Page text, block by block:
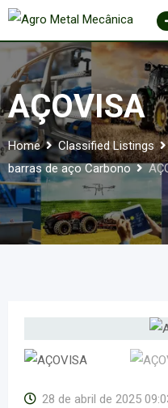
Skip
content
AÇOVISA
Home Classified Listings
barras de aço Carbono
28 de abril de 2025